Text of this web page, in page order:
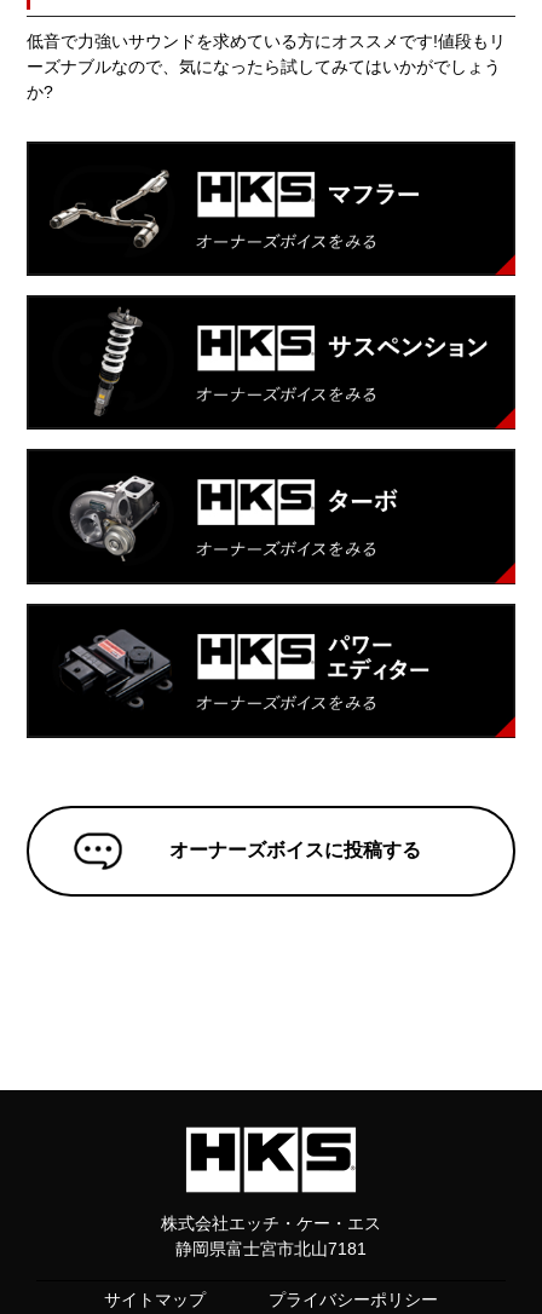
低音で力強いサウンドを求めている方にオススメです!値段もリ
ーズナブルなので、気になったら試してみてはいかがでしょう
か?
オーナーズボイスに投稿する
株式会社エッチ・ケー・エス
静岡県富士宮市北山7181
サイトマップ プライバシーポリシー